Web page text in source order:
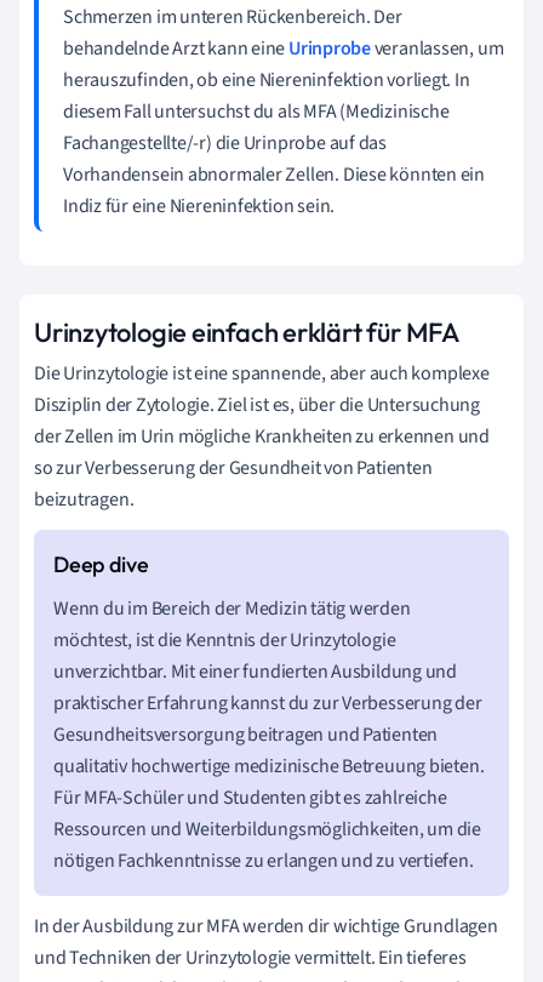
Schmerzen im unteren Rückenbereich. Der
behandelnde Arzt kann eineUrinprobeveranlassen, um
herauszufinden, ob eine Niereninfektion vorliegt. In
diesem Fall untersuchst du als MFA (Medizinische
Fachangestellte/-r) die Urinprobe auf das
Vorhandensein abnormaler Zellen. Diese könnten ein
Indiz für eine Niereninfektion sein.
Urinzytologie einfach erklärt für MFA
Die Urinzytologie ist eine spannende, aber auch komplexe
Disziplin der Zytologie. Ziel ist es, über die Untersuchung
der Zellen im Urin mögliche Krankheiten zu erkennen und
so zur Verbesserung der Gesundheit von Patienten
beizutragen.
Wenn du im Bereich der Medizin tätig werden
möchtest, ist die Kenntnis der Urinzytologie
unverzichtbar. Mit einer fundierten Ausbildung und
praktischer Erfahrung kannst du zur Verbesserung der
Gesundheitsversorgung beitragen und Patienten
qualitativ hochwertige medizinische Betreuung bieten.
Für MFA-Schüler und Studenten gibt es zahlreiche
Ressourcen und Weiterbildungsmöglichkeiten, um die
nötigen Fachkenntnisse zu erlangen und zu vertiefen.
In der Ausbildung zur MFA werden dir wichtige Grundlagen
und Techniken der Urinzytologie vermittelt. Ein tieferes